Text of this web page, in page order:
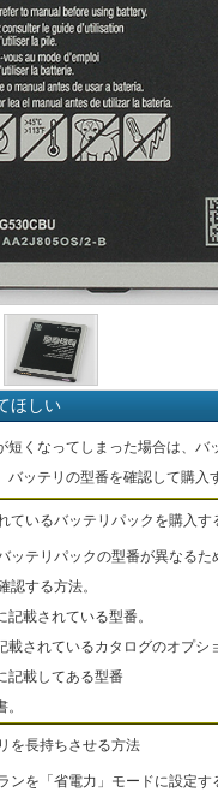
ほしい
短くなってしまった場合は、バ
ッテリの型番を確認して購入
ているバッテリパックを購入す
ッテリパックの型番が異なるた
認する方法。
載されている型番。
されているカタログのオプシ
記載してある型番
を長持ちさせる方法
ンを「省電力」モードに設定